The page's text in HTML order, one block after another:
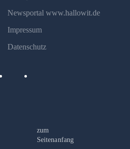
Newsportal www.hallowit.de
Impressum
Datenschutz
zum
Seitenanfang